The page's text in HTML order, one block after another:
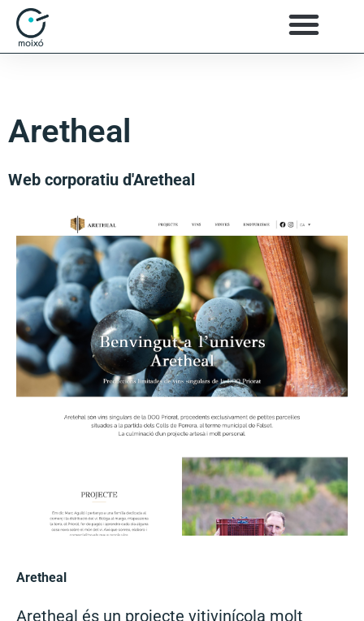
Aretheal
Web corporatiu d'Aretheal
Aretheal
Aretheal és un projecte vitivinícola molt